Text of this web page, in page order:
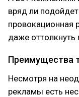
вряд ли
провокационная
даже оттолкнуть
Преимущества
Несмотря на
рекламы есть